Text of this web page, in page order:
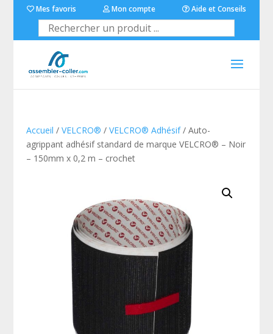
Mes favoris Mon compte Aide et Conseils
Accueil / VELCRO® / VELCRO® Adhésif/ Auto-
agrippant adhésif standard de marque VELCRO® – Noir
– 150mm x 0,2 m – crochet